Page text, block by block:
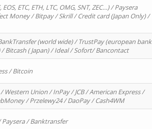
ETC, ETH, LTC, OMG, SNT, ZEC…) / Paysera
Money / Bitpay / Skrill / Credit card (Japan Only) /
(world wide) / TrustPay (european bank
Bitcash ( Japan) / Ideal / Sofort/ Bancontact
/ Bitcoin
Union / InPay / JCB / American Express /
/ Przelewy24 / DaoPay / Cash4WM
/ Banktransfer